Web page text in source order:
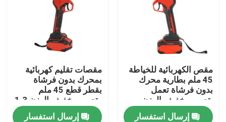
عرض المصنع
اتصل بنا
مقص الكهربائية للخياطة
45 ملم بطارية محرك
بدون فرشاة تعمل
بتصميم خفيف الوزن
إرسال استفسار
مقصات تقليم كهربائية
بمحرك بدون فرشاة
بقطر قطع 45 ملم
وتصميم خفيف الوزن 1.3
كجم
إرسال استفسار